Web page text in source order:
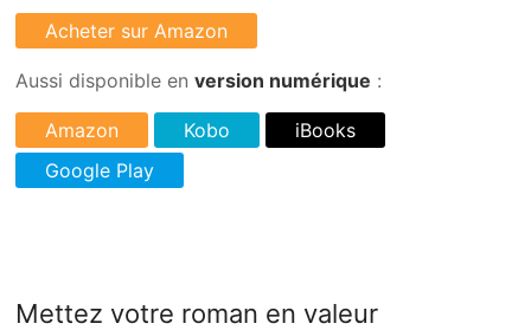
Aussi disponible enversion numérique :
Mettez votre roman en valeur